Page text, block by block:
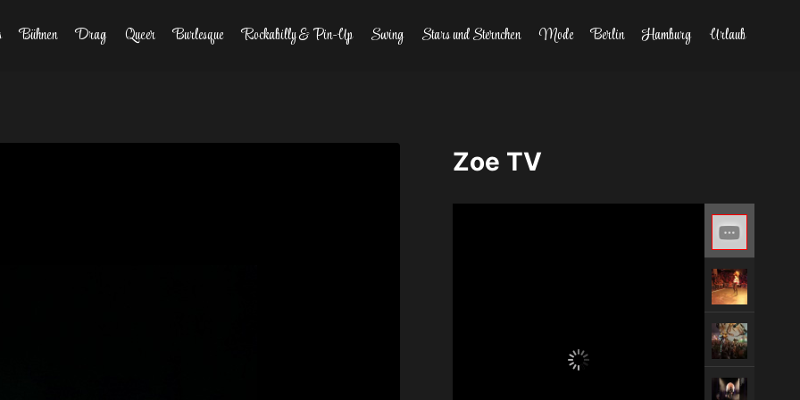
Bühnen Drag Queer Burlesque Rockabilly & Pin-Up Swing Stars und Sternchen Mode Berlin Hamburg Urlaub
Zoe TV